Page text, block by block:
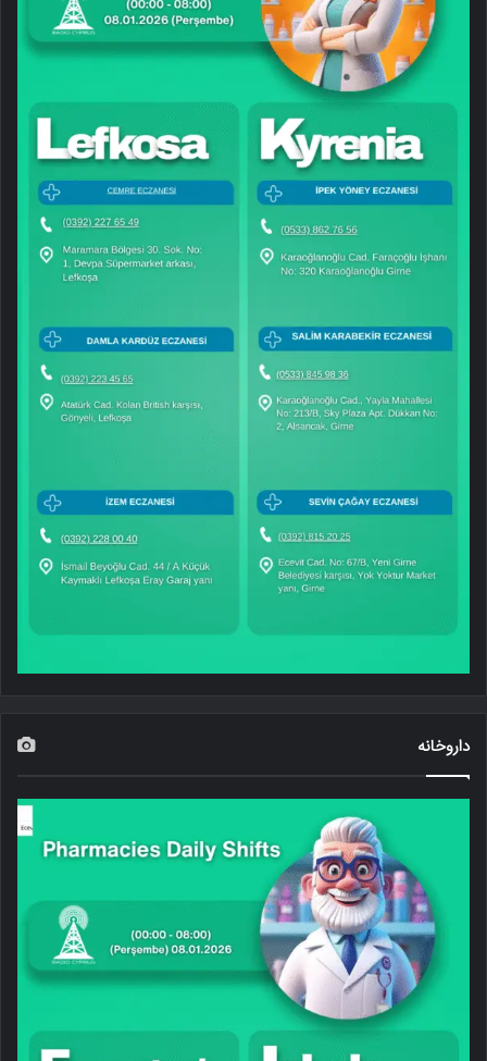
داروخانه